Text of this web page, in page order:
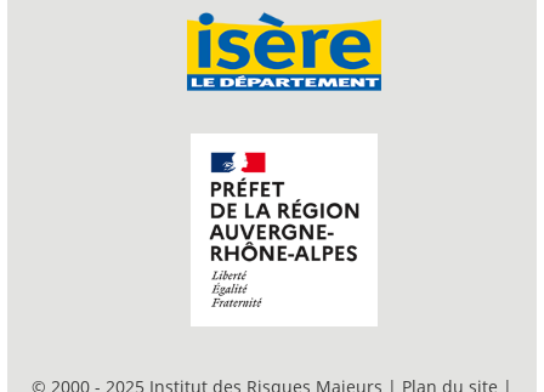
© 2000 - 2025 Institut des Risques Majeurs | Plan du site |